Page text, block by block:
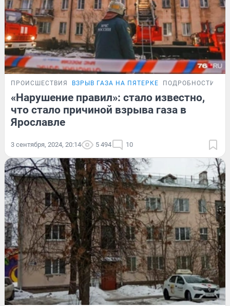
ПРОИСШЕСТВИЯ ВЗРЫВ ГАЗА НА ПЯТЕРКЕ ПОДРОБНОСТИ
«Нарушение правил»: стало известно,
что стало причиной взрыва газа в
Ярославле
3 сентября, 2024, 20:14 5 494 10